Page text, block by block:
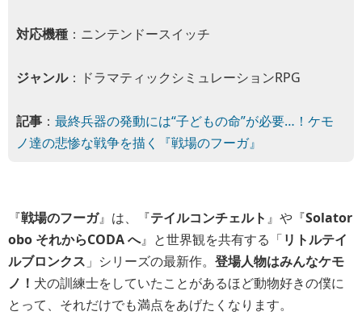
対応機種 ：ニンテンドースイッチ
ジャンル：ドラマティックシミュレーションRPG
記事 ： 最終兵器の発動には“子どもの命”が必要…！ケモ
ノ達の悲惨な戦争を描く『戦場のフーガ』
『戦場のフーガ』は、『テイルコンチェルト 』や『Solator
obo それからCODA へ』と世界観を共有する「リトルテイ
ルブロンクス 」シリーズの最新作。 登場人物はみんなケモ
ノ！ 犬の訓練士をしていたことがあるほど動物好きの僕に
とって、それだけでも満点をあげたくなります。